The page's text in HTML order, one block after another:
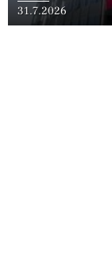
31.7.2026